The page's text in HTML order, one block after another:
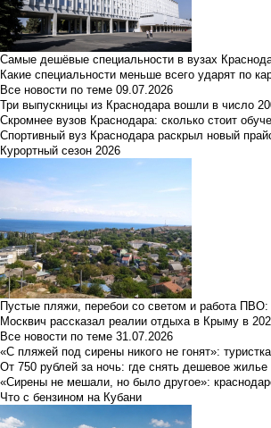
Самые дешёвые специальности в вузах
Какие специальности меньше всего ударят по
Все новости по теме 09.07.2026
Три выпускницы из Краснодара вошли в число
Скромнее вузов Краснодара: сколько стоит
Спортивный вуз Краснодара раскрыл новый
Курортный сезон 2026
Пустые пляжи, перебои со светом и работа
Москвич рассказал реалии отдыха в Крыму в
Все новости по теме 31.07.2026
«С пляжей под сирены никого не гонят»:
От 750 рублей за ночь: где снять дешевое жилье
«Сирены не мешали, но было другое»:
Что с бензином на Кубани